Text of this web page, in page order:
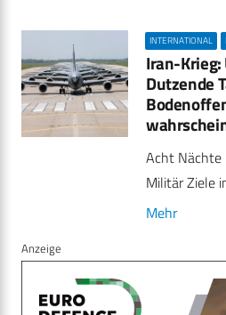
INTERNATIONAL
Iran-Krieg:
Dutzende
Acht Nächte
Militär Ziele
Mehr
Anzeige